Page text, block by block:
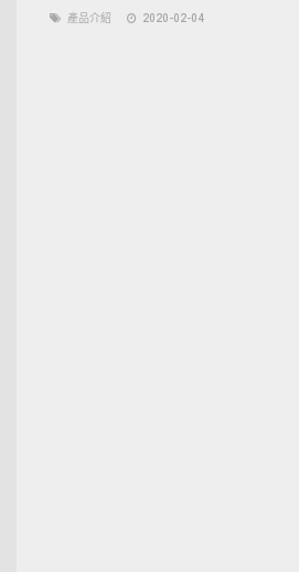
產品介紹 2020-02-04